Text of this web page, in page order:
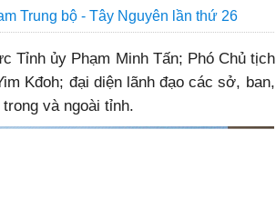
Trung bộ - Tây Nguyên lần thứ 26
Tỉnh ủy Phạm Minh Tấn; Phó Chủ tịch
Kđoh; đại diện lãnh đạo các sở, ban,
và ngoài tỉnh.